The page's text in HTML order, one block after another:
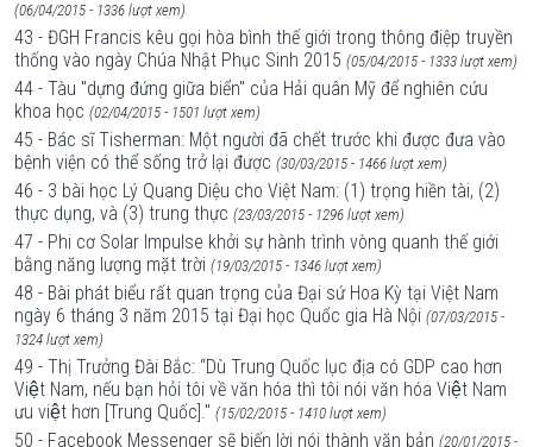
(06/04/2015 - 1336 lượt xem)
43 - ĐGH Francis kêu gọi hòa bình thế giới trong thông điệp truyền
thống vào ngày Chúa Nhật Phục Sinh 2015 (05/04/2015 - 1333 lượt xem)
44 - Tàu "dựng đứng giữa biển" của Hải quân Mỹ để nghiên cứu
khoa học (02/04/2015 - 1501 lượt xem)
45 - Bác sĩ Tisherman: Một người đã chết trước khi được đưa vào
bệnh viện có thể sống trở lại được (30/03/2015 - 1466 lượt xem)
46 - 3 bài học Lý Quang Diệu cho Việt Nam: (1) trọng hiền tài, (2)
thực dụng, và (3) trung thực (23/03/2015 - 1296 lượt xem)
47 - Phi cơ Solar Impulse khởi sự hành trình vòng quanh thế giới
bằng năng lượng mặt trời (19/03/2015 - 1346 lượt xem)
48 - Bài phát biểu rất quan trọng của Đại sứ Hoa Kỳ tại Việt Nam
ngày 6 tháng 3 năm 2015 tại Đại học Quốc gia Hà Nội (07/03/2015 -
1324 lượt xem)
49 - Thị Trưởng Đài Bắc: “Dù Trung Quốc lục địa có GDP cao hơn
Việt Nam, nếu bạn hỏi tôi về văn hóa thì tôi nói văn hóa Việt Nam
ưu việt hơn [Trung Quốc]." (15/02/2015 - 1410 lượt xem)
50 - Facebook Messenger sẽ biến lời nói thành văn bản (20/01/2015 -